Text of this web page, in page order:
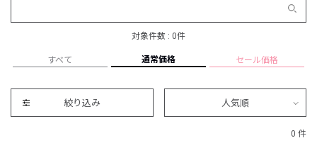
対象件数 : 0件
すべて 通常価格 セール価格
絞り込み 人気順
0 件